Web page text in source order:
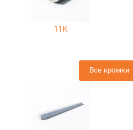
11K
Все кромки